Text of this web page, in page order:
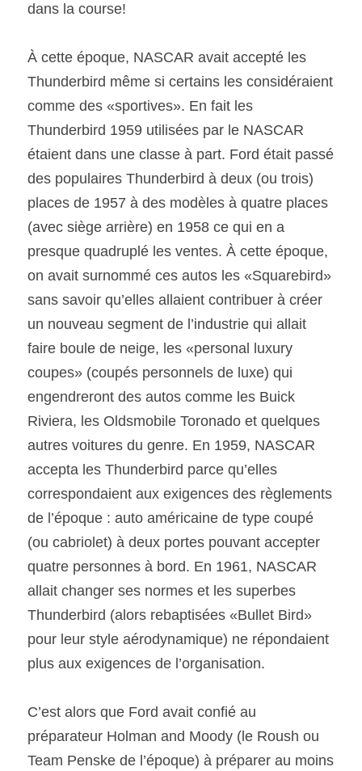
dans la course!
À cette époque, NASCAR avait accepté les
Thunderbird même si certains les considéraient
comme des «sportives». En fait les
Thunderbird 1959 utilisées par le NASCAR
étaient dans une classe à part. Ford était passé
des populaires Thunderbird à deux (ou trois)
places de 1957 à des modèles à quatre places
(avec siège arrière) en 1958 ce qui en a
presque quadruplé les ventes. À cette époque,
on avait surnommé ces autos les «Squarebird»
sans savoir qu’elles allaient contribuer à créer
un nouveau segment de l’industrie qui allait
faire boule de neige, les «personal luxury
coupes» (coupés personnels de luxe) qui
engendreront des autos comme les Buick
Riviera, les Oldsmobile Toronado et quelques
autres voitures du genre. En 1959, NASCAR
accepta les Thunderbird parce qu’elles
correspondaient aux exigences des règlements
de l’époque : auto américaine de type coupé
(ou cabriolet) à deux portes pouvant accepter
quatre personnes à bord. En 1961, NASCAR
allait changer ses normes et les superbes
Thunderbird (alors rebaptisées «Bullet Bird»
pour leur style aérodynamique) ne répondaient
plus aux exigences de l’organisation.
C’est alors que Ford avait confié au
préparateur Holman and Moody (le Roush ou
Team Penske de l’époque) à préparer au moins